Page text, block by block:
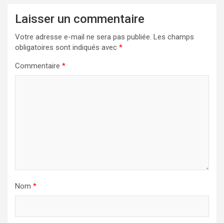
Laisser un commentaire
Votre adresse e-mail ne sera pas publiée. Les champs
obligatoires sont indiqués avec *
Commentaire *
Nom *